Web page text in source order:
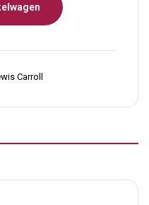
Carroll